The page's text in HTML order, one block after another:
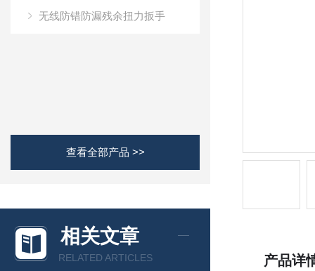
无线防错防漏残余扭力扳手
查看全部产品 >>
相关文章
RELATED ARTICLES 产品详